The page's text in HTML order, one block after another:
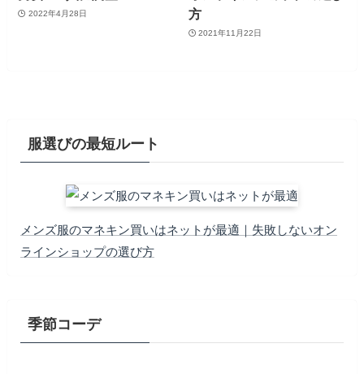
2022年4月28日
方
2021年11月22日
服選びの最短ルート
メンズ服のマネキン買いはネットが最適｜失敗しないオン
ラインショップの選び方
季節コーデ